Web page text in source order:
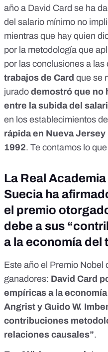
año a David Card se ha
del salario mínimo no
mientras que hay quien
por la metodología que
por las conclusiones a las
trabajos de Card que se
jurado demostró que no
entre la subida del
en los establecimientos
rápida en Nueva
1992. Te contamos lo
La Real
Suecia ha
el premio
debe a sus
a la economía del
Este año el Premio Nobel
ganadores: David Card
empíricas a la
Angrist y Guido W.
contribuciones
relaciones causales”.